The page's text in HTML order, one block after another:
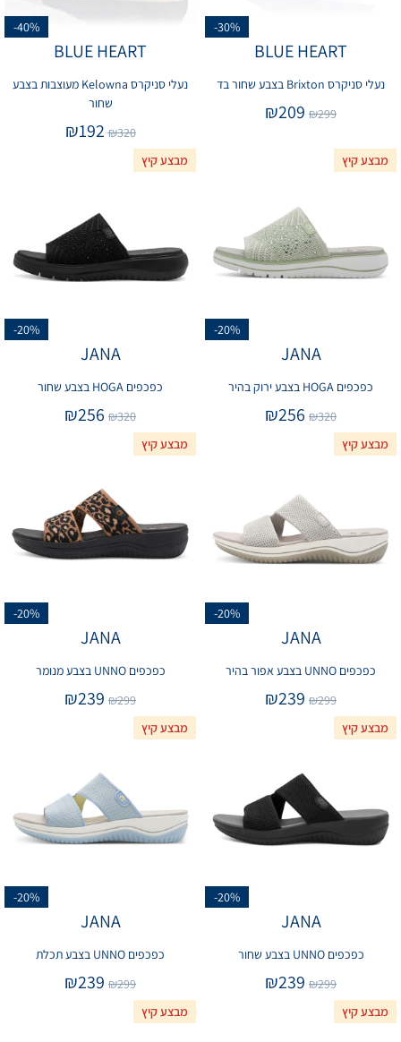
-30%
BLUE HEART
נעלי סניקרס Brixton בצבע שחור בד
₪299
₪209
-40%
BLUE HEART
נעלי סניקרס Kelowna מעוצבות בצבע
שחור
₪320
₪192
מבצע קיץ
-20%
JANA
כפכפים HOGA בצבע ירוק בהיר
₪320
₪256
מבצע קיץ
-20%
JANA
כפכפים HOGA בצבע שחור
₪320
₪256
מבצע קיץ
-20%
JANA
כפכפים UNNO בצבע אפור בהיר
₪299
₪239
מבצע קיץ
-20%
JANA
כפכפים UNNO בצבע מנומר
₪299
₪239
מבצע קיץ
-20%
JANA
כפכפים UNNO בצבע שחור
₪299
₪239
מבצע קיץ
-20%
JANA
כפכפים UNNO בצבע תכלת
₪299
₪239
מבצע קיץ מבצע קיץ